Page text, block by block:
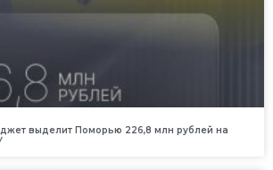
выделит Поморью 226,8 млн рублей на